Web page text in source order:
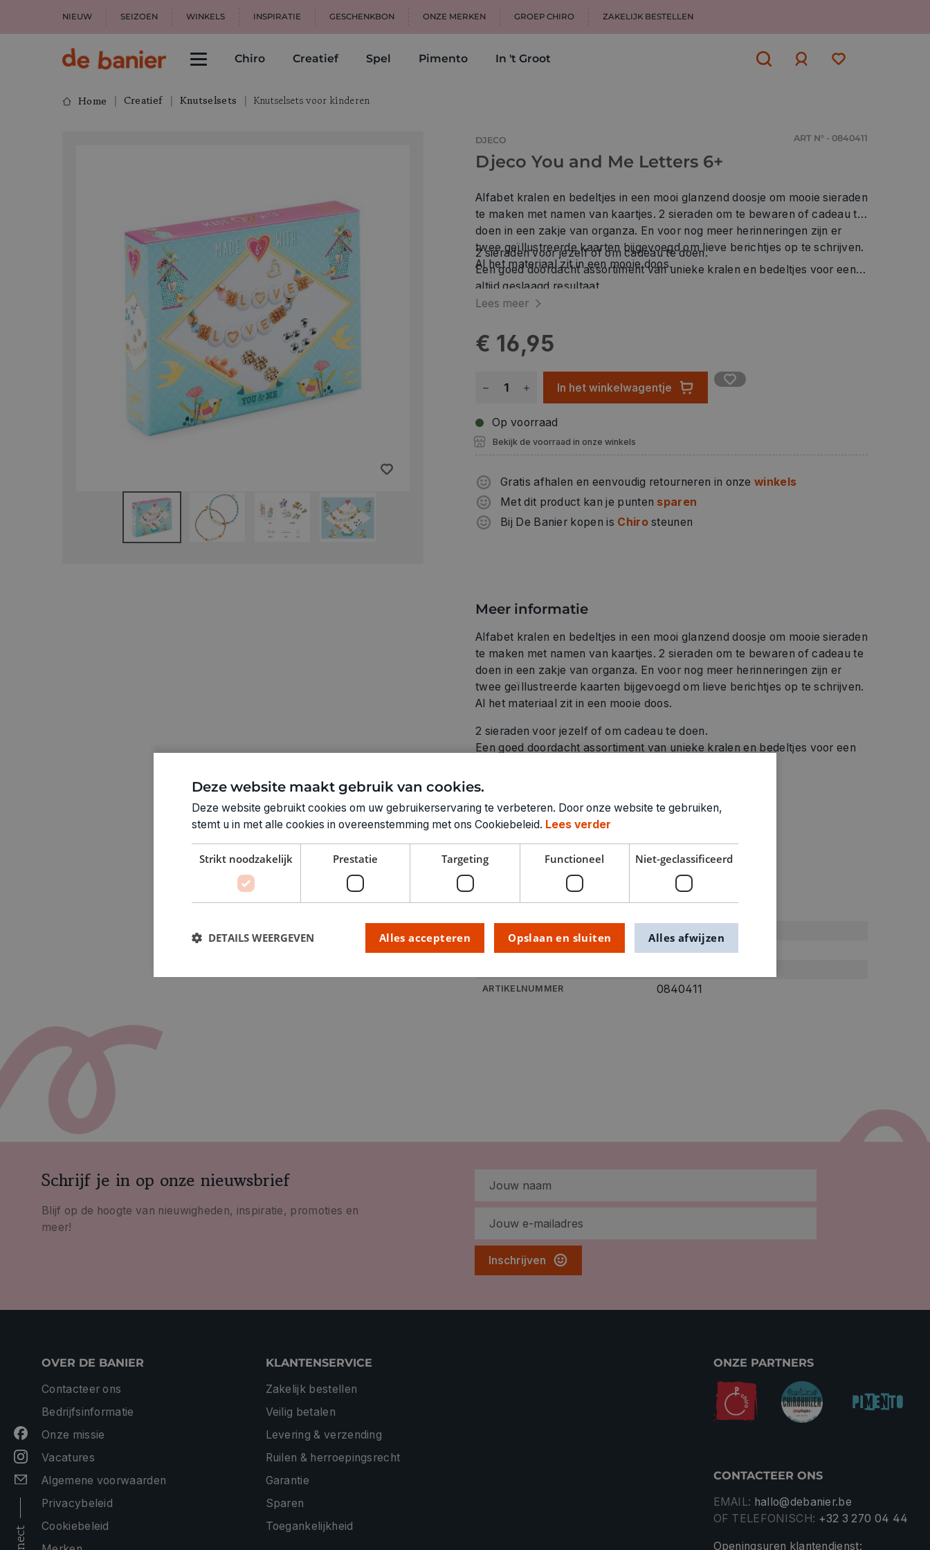
NIEUW SEIZOEN WINKELS INSPIRATIE GESCHENKBON ONZE MERKEN GROEP CHIRO ZAKELIJK BESTELLEN
Chiro Creatief Spel Pimento In 't Groot
Home Creatief Knutselsets Knutselsets voor kinderen
DJECO ART N° - 0840411
Djeco You and Me Letters 6+
Alfabet kralen en bedeltjes in een mooi glanzend doosje om mooie sieraden
te maken met namen van kaartjes. 2 sieraden om te bewaren of cadeau te
doen in een zakje van organza. En voor nog meer herinneringen zijn er
twee geïllustreerde kaarten bijgevoegd om lieve berichtjes op te schrijven.
Al het materiaal zit in een mooie doos.
2 sieraden voor jezelf of om cadeau te doen.
Een goed doordacht assortiment van unieke kralen en bedeltjes voor een
altijd geslaagd resultaat.
2 geïllustreerde kaarten en 2 zakjes van organza.
Een boekje met uitleg in kleur met alleen afbeeldingen.
Lees meer
€ 16,95
In het winkelwagentje
Op voorraad
Bekijk de voorraad in onze winkels
Gratis afhalen en eenvoudig retourneren in onzewinkels
Met dit product kan je punten sparen
Bij De Banier kopen is Chirosteunen
Meer informatie
Alfabet kralen en bedeltjes in een mooi glanzend doosje om mooie sieraden
te maken met namen van kaartjes. 2 sieraden om te bewaren of cadeau te
doen in een zakje van organza. En voor nog meer herinneringen zijn er
twee geïllustreerde kaarten bijgevoegd om lieve berichtjes op te schrijven.
Al het materiaal zit in een mooie doos.
2 sieraden voor jezelf of om cadeau te doen.
Een goed doordacht assortiment van unieke kralen en bedeltjes voor een
Een boekje met uitleg in kleur met alleen afbeeldingen.
Technische specificaties
6+
Pakketten & koffers
ARTIKELNUMMER 0840411
Schrijf je in op onze nieuwsbrief
Blijf op de hoogte van nieuwigheden, inspiratie, promoties en
meer!
Inschrijven
OVER DE BANIER
Contacteer ons
Bedrijfsinformatie
Onze missie
Vacatures
Algemene voorwaarden
Privacybeleid
Cookiebeleid
KLANTENSERVICE
Zakelijk bestellen
Veilig betalen
Levering & verzending
Ruilen & herroepingsrecht
Garantie
Sparen
Toegankelijkheid
ONZE PARTNERS
CONTACTEER ONS
EMAIL: hallo@debanier.be
OF TELEFONISCH: +32 3 270 04 44
Openingsuren klantendienst:
Deze website maakt gebruik van cookies.
Deze website gebruikt cookies om uw gebruikerservaring te verbeteren. Door onze website te gebruiken,
stemt u in met alle cookies in overeenstemming met ons Cookiebeleid. Lees verder
Strikt noodzakelijk Prestatie Targeting Functioneel Niet-geclassificeerd
Opslaan en sluiten
Alles accepteren Alles afwijzen
DETAILS WEERGEVEN